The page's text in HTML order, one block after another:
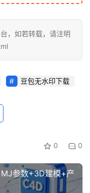
，如若转载，请注明
豆包无水印下载
0 0
参数+3D建模+产